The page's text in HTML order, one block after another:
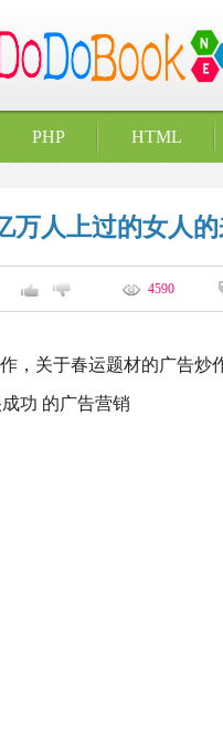
PHP HTML
万人上过的女人
4590
，关于春运题材的广告炒
功 的广告营销